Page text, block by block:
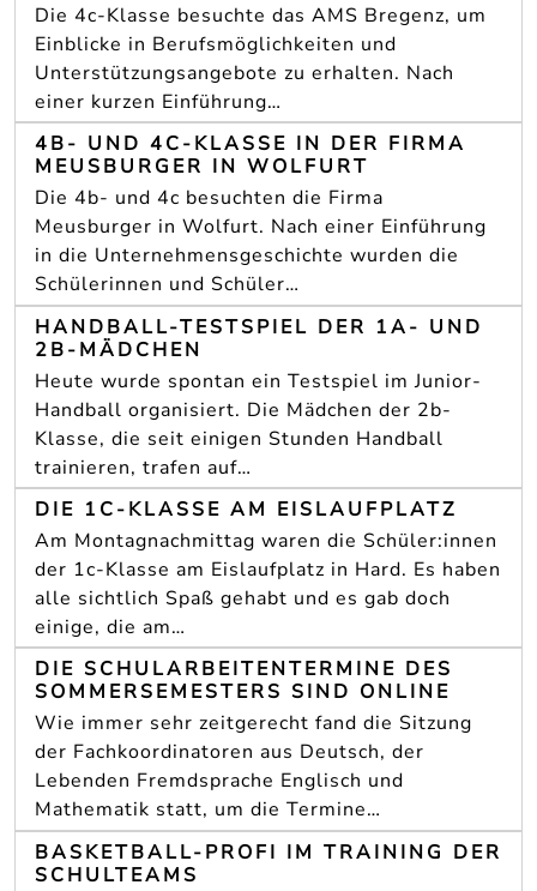
Die 4c-Klasse besuchte das AMS Bregenz, um
Einblicke in Berufsmöglichkeiten und
Unterstützungsangebote zu erhalten. Nach
einer kurzen Einführung…
4B- UND 4C-KLASSE IN DER FIRMA
MEUSBURGER IN WOLFURT
Die 4b- und 4c besuchten die Firma
Meusburger in Wolfurt. Nach einer Einführung
in die Unternehmensgeschichte wurden die
Schülerinnen und Schüler…
HANDBALL-TESTSPIEL DER 1A- UND
2B-MÄDCHEN
Heute wurde spontan ein Testspiel im Junior-
Handball organisiert. Die Mädchen der 2b-
Klasse, die seit einigen Stunden Handball
trainieren, trafen auf…
DIE 1C-KLASSE AM EISLAUFPLATZ
Am Montagnachmittag waren die Schüler:innen
der 1c-Klasse am Eislaufplatz in Hard. Es haben
alle sichtlich Spaß gehabt und es gab doch
einige, die am…
DIE SCHULARBEITENTERMINE DES
SOMMERSEMESTERS SIND ONLINE
Wie immer sehr zeitgerecht fand die Sitzung
der Fachkoordinatoren aus Deutsch, der
Lebenden Fremdsprache Englisch und
Mathematik statt, um die Termine…
BASKETBALL-PROFI IM TRAINING DER
SCHULTEAMS